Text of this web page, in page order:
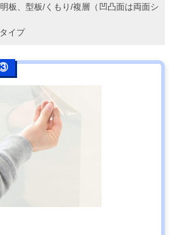
明板、型板/くもり/複層（凹凸面は両面シ
イプ
③